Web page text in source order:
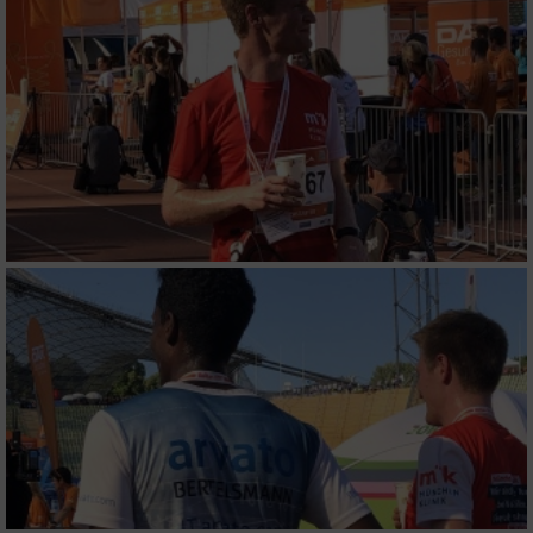
personalisierter Inhalte
Messung der Werbeleistung
Messung der Performance von Inhalten
Analyse von Zielgruppen durch Statistiken
oder Kombinationen von Daten aus
verschiedenen Quellen
Entwicklung und Verbesserung der Angebote
Verwendung reduzierter Daten zur Auswahl
von Inhalten
IAB-Besonderheiten:
Verwendung genauer Standortdaten